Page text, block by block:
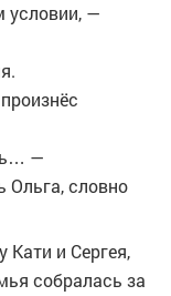
условии, —
—
Ольга, словно
и Сергея,
собралась за